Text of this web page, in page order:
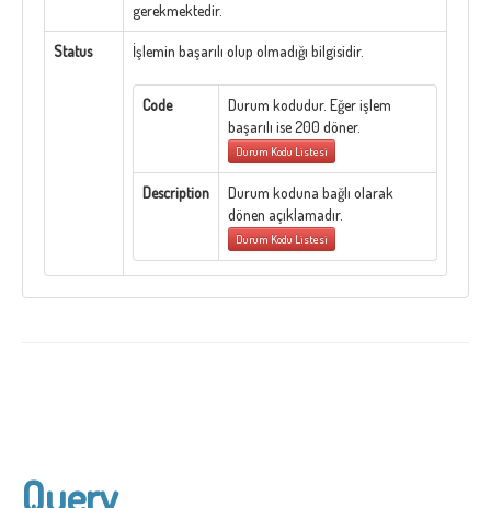
gerekmektedir.
Status İşlemin başarılı olup olmadığı bilgisidir.
Code
Durum kodudur. Eğer işlem
başarılı ise 200 döner.
Durum Kodu Listesi
Description
Durum koduna bağlı olarak
dönen açıklamadır.
Durum Kodu Listesi
Query